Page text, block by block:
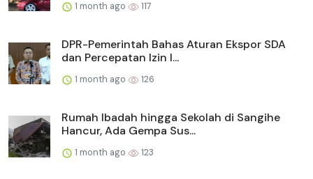
1 month ago 117
DPR-Pemerintah Bahas Aturan Ekspor SDA
dan Percepatan Izin I...
1 month ago 126
Rumah Ibadah hingga Sekolah di Sangihe
Hancur, Ada Gempa Sus...
1 month ago 123